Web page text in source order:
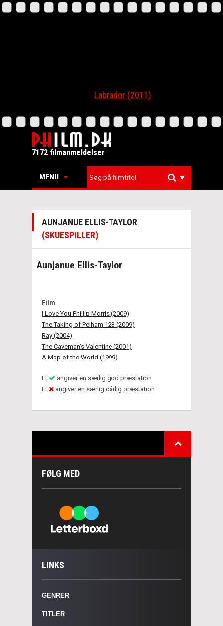
Labrador (2011)
7172 filmanmeldelser
MENU ▼
AUNJANUE ELLIS-TAYLOR
(SKUESPILLER)
Aunjanue Ellis-Taylor
Film
I Love You Phillip Morris (2009)
The Taking of Pelham 123 (2009)
Ray (2004)
The Caveman's Valentine (2001)
A Map of the World (1999)
Et
angiver en særlig god præstation
Et
angiver en særlig dårlig præstation
FØLG MED
LINKS
GENRER
TITLER